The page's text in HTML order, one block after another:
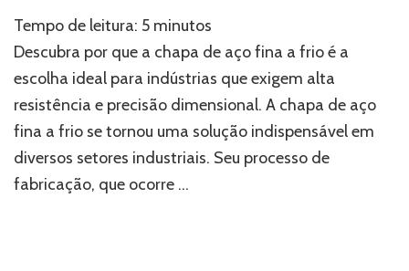
de
aço
fina
a
frio:
resistência
e
precisão
Tempo de leitura: 5 minutos
Descubra por que a chapa de aço fina a frio é a
escolha ideal para indústrias que exigem alta
resistência e precisão dimensional. A chapa de aço
fina a frio se tornou uma solução indispensável em
diversos setores industriais. Seu processo de
fabricação, que ocorre …